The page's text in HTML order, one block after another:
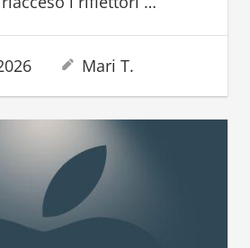
Mari T.